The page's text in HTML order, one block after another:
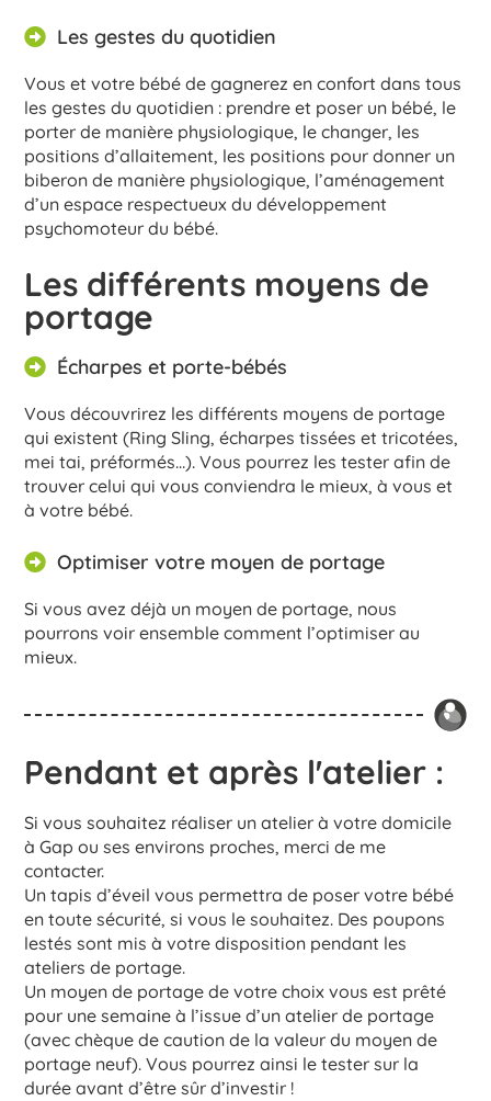
Les gestes du quotidien
Vous et votre bébé de gagnerez en confort dans tous
les gestes du quotidien : prendre et poser un bébé, le
porter de manière physiologique, le changer, les
positions d’allaitement, les positions pour donner un
biberon de manière physiologique, l’aménagement
d’un espace respectueux du développement
psychomoteur du bébé.
Les différents moyens de
portage
Écharpes et porte-bébés
Vous découvrirez les différents moyens de portage
qui existent (Ring Sling, écharpes tissées et tricotées,
mei tai, préformés…). Vous pourrez les tester afin de
trouver celui qui vous conviendra le mieux, à vous et
à votre bébé.
Optimiser votre moyen de portage
Si vous avez déjà un moyen de portage, nous
pourrons voir ensemble comment l’optimiser au
mieux.
Pendant et après l'atelier :
Si vous souhaitez réaliser un atelier à votre domicile
à Gap ou ses environs proches, merci de me
contacter.
Un tapis d’éveil vous permettra de poser votre bébé
en toute sécurité, si vous le souhaitez. Des poupons
lestés sont mis à votre disposition pendant les
ateliers de portage.
Un moyen de portage de votre choix vous est prêté
pour une semaine à l’issue d’un atelier de portage
(avec chèque de caution de la valeur du moyen de
portage neuf). Vous pourrez ainsi le tester sur la
durée avant d’être sûr d’investir !